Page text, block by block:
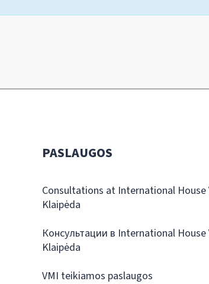
PASLAUGOS
Consultations at International House
Klaipėda
Консультации в International House
Klaipėda
VMI teikiamos paslaugos